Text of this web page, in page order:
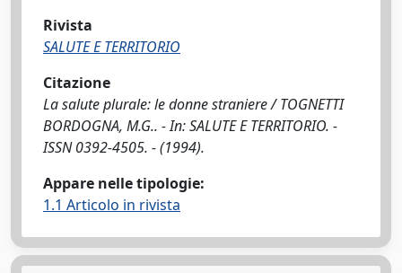
Rivista
SALUTE E TERRITORIO
Citazione
La salute plurale: le donne straniere / TOGNETTI
BORDOGNA, M.G.. - In: SALUTE E TERRITORIO. -
ISSN 0392-4505. - (1994).
Appare nelle tipologie:
1.1 Articolo in rivista